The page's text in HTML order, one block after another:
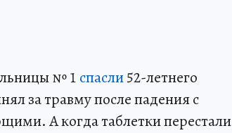
№ 1 спасли52-летнего
за травму после падения с
А когда таблетки перестали